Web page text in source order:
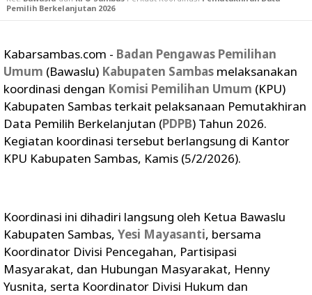
Pemilih Berkelanjutan 2026
Kabarsambas.com - Badan Pengawas Pemilihan
Umum (Bawaslu) Kabupaten Sambas melaksanakan
koordinasi dengan Komisi Pemilihan Umum (KPU)
Kabupaten Sambas terkait pelaksanaan Pemutakhiran
Data Pemilih Berkelanjutan (PDPB) Tahun 2026.
Kegiatan koordinasi tersebut berlangsung di Kantor
KPU Kabupaten Sambas, Kamis (5/2/2026).
Koordinasi ini dihadiri langsung oleh Ketua Bawaslu
Kabupaten Sambas, Yesi Mayasanti, bersama
Koordinator Divisi Pencegahan, Partisipasi
Masyarakat, dan Hubungan Masyarakat, Henny
Yusnita, serta Koordinator Divisi Hukum dan